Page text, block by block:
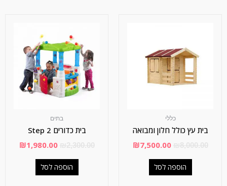
כללי
בית עץ כולל חלון ומבואה
₪7,500.00
הוספה לסל
בתים
בית כדורים Step 2
₪1,980.00
הוספה לסל